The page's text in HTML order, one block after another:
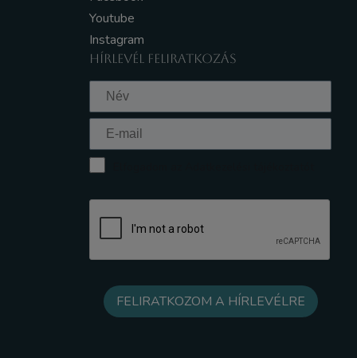
Youtube
Instagram
HÍRLEVÉL FELIRATKOZÁS